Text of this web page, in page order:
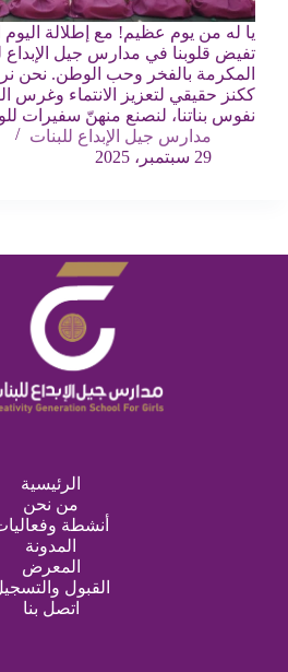
تفيض قلوبنا في مدارس جيل الإبداع
المكرمة بالفخر وحب الوطن. نحن
ككنز حقيقي لتعزيز الانتماء وغرس
نفوس بناتنا، لنصنع منهنّ سفيرات
مدارس جيل الإبداع للبنات
29 سبتمبر، 2025
الرئيسية
من نحن
أنشطة
المدونة
المعرض
القبول
اتصل بنا